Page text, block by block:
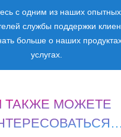
с одним из наших опытных
службы поддержки
больше о наших
услугах.
ТАКЖЕ МОЖЕТЕ